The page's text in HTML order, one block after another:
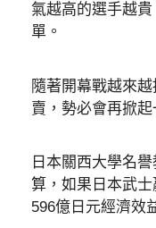
氣越高的選手越
單。
隨著開幕戰越來
賣，勢必會再掀起
日本關西大學名
算，如果日本武
596億日元經濟效